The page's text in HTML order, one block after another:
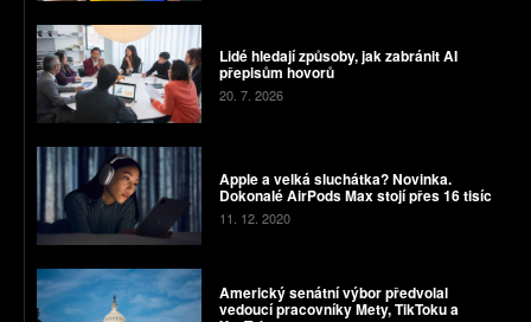
Lidé hledají způsoby, jak zabránit AI
přepisům hovorů
20. 7. 2026
Apple a velká sluchátka? Novinka.
Dokonalé AirPods Max stojí přes 16 tisíc
11. 12. 2020
Americký senátní výbor předvolal
vedoucí pracovníky Mety, TikToku a